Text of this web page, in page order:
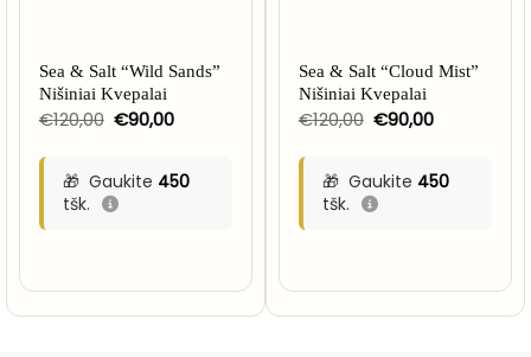
Sea & Salt “Wild Sands”
Nišiniai Kvepalai
€120,00 Original
price
€120,00.
€90,00Current
€90,00.
Gaukite 450
tšk.
Sea & Salt “Cloud Mist”
Nišiniai Kvepalai
€120,00 Original
price
€120,00.
€90,00Current
€90,00.
Gaukite 450
tšk.